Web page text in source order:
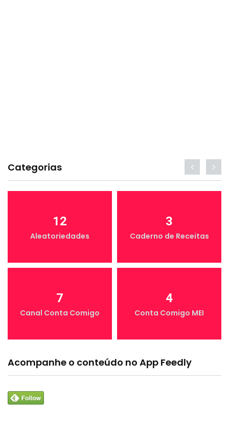
Categorias
12
Aleatoriedades
3
Caderno de Receitas
7
Canal Conta Comigo
4
Conta Comigo MEI
Acompanhe o conteúdo no App Feedly